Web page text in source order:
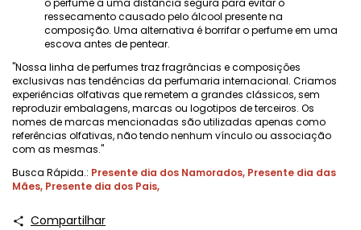
o perfume a uma distância segura para evitar o
ressecamento causado pelo álcool presente na
composição. Uma alternativa é borrifar o perfume em uma
escova antes de pentear.
"Nossa linha de perfumes traz fragrâncias e composições
exclusivas nas tendências da perfumaria internacional. Criamos
experiências olfativas que remetem a grandes clássicos, sem
reproduzir embalagens, marcas ou logotipos de terceiros. Os
nomes de marcas mencionadas são utilizadas apenas como
referências olfativas, não tendo nenhum vínculo ou associação
com as mesmas."
Busca Rápida.: Presente dia dos Namorados, Presente dia das
Mães, Presente dia dos Pais,
Compartilhar